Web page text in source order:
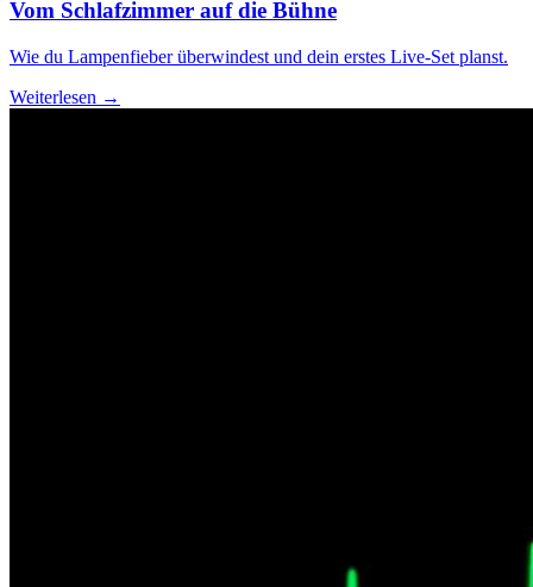
Vom Schlafzimmer auf die Bühne
Wie du Lampenfieber überwindest und dein erstes Live-Set planst.
Weiterlesen →